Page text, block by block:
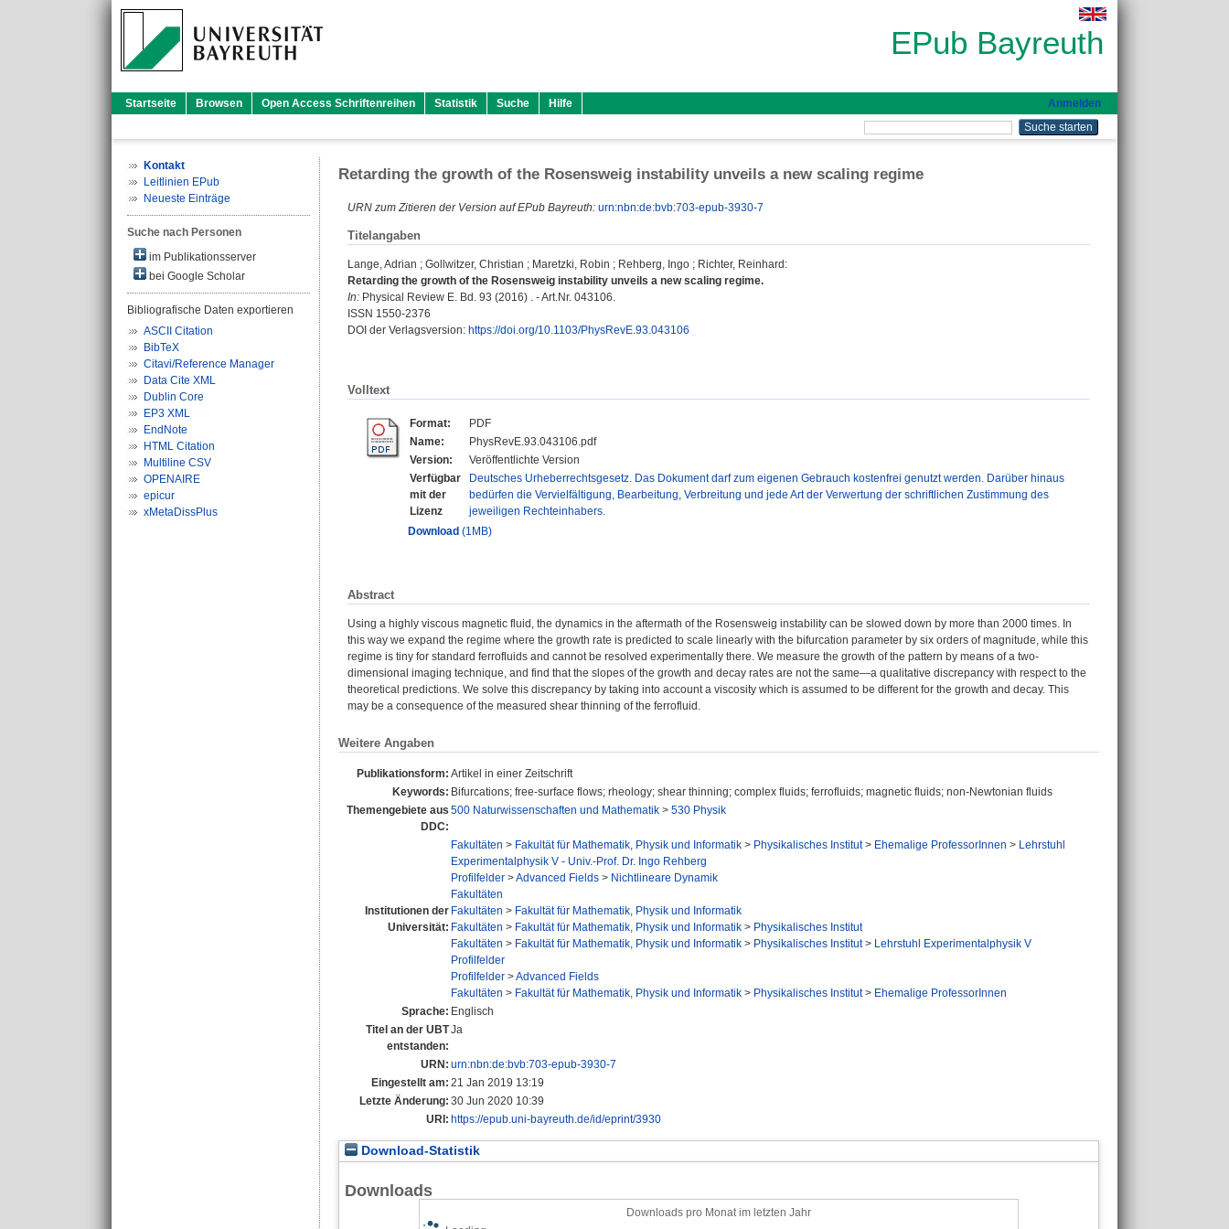
EPub Bayreuth
Startseite Browsen Open Access Schriftenreihen Statistik Suche Hilfe Anmelden
Kontakt
Leitlinien EPub
Neueste Einträge
Suche nach Personen
im Publikationsserver
bei Google Scholar
Bibliografische Daten exportieren
ASCII Citation
BibTeX
Citavi/Reference Manager
Data Cite XML
Dublin Core
EP3 XML
EndNote
HTML Citation
Multiline CSV
OPENAIRE
epicur
xMetaDissPlus
Retarding the growth of the Rosensweig instability unveils a new scaling regime
URN zum Zitieren der Version auf EPub Bayreuth: urn:nbn:de:bvb:703-epub-3930-7
Titelangaben
Lange, Adrian ; Gollwitzer, Christian ; Maretzki, Robin ; Rehberg, Ingo ; Richter, Reinhard :
Retarding the growth of the Rosensweig instability unveils a new scaling regime.
In: Physical Review E. Bd. 93 (2016) . - Art.Nr. 043106.
ISSN 1550-2376
DOI der Verlagsversion: https://doi.org/10.1103/PhysRevE.93.043106
Volltext
Format:
PDF
Name:
PhysRevE.93.043106.pdf
Version:
Veröffentlichte Version
Verfügbar
mit der
Lizenz
Deutsches Urheberrechtsgesetz. Das Dokument darf zum eigenen Gebrauch kostenfrei genutzt werden. Darüber hinaus
bedürfen die Vervielfältigung, Bearbeitung, Verbreitung und jede Art der Verwertung der schriftlichen Zustimmung des
jeweiligen Rechteinhabers.
Download (1MB)
Abstract
Using a highly viscous magnetic fluid, the dynamics in the aftermath of the Rosensweig instability can be slowed down by more than 2000 times. In
this way we expand the regime where the growth rate is predicted to scale linearly with the bifurcation parameter by six orders of magnitude, while this
regime is tiny for standard ferrofluids and cannot be resolved experimentally there. We measure the growth of the pattern by means of a two-
dimensional imaging technique, and find that the slopes of the growth and decay rates are not the same—a qualitative discrepancy with respect to the
theoretical predictions. We solve this discrepancy by taking into account a viscosity which is assumed to be different for the growth and decay. This
may be a consequence of the measured shear thinning of the ferrofluid.
Weitere Angaben
Publikationsform: Artikel in einer Zeitschrift
Keywords: Bifurcations; free-surface flows; rheology; shear thinning; complex fluids; ferrofluids; magnetic fluids; non-Newtonian fluids
Themengebiete aus
DDC:
500 Naturwissenschaften und Mathematik > 530 Physik
Institutionen der
Universität:
Fakultäten > Fakultät für Mathematik, Physik und Informatik > Physikalisches Institut> Ehemalige ProfessorInnen > Lehrstuhl
Experimentalphysik V - Univ.-Prof. Dr. Ingo Rehberg
Profilfelder >Advanced Fields > Nichtlineare Dynamik
Fakultäten
Fakultäten > Fakultät für Mathematik, Physik und Informatik
Fakultäten > Fakultät für Mathematik, Physik und Informatik > Physikalisches Institut
Fakultäten > Fakultät für Mathematik, Physik und Informatik > Physikalisches Institut> Lehrstuhl Experimentalphysik V
Profilfelder
Profilfelder >Advanced Fields
Fakultäten > Fakultät für Mathematik, Physik und Informatik > Physikalisches Institut> Ehemalige ProfessorInnen
Sprache: Englisch
Titel an der UBT
entstanden:
Ja
URN: urn:nbn:de:bvb:703-epub-3930-7
Eingestellt am: 21 Jan 2019 13:19
Letzte Änderung: 30 Jun 2020 10:39
URI: https://epub.uni-bayreuth.de/id/eprint/3930
Download-Statistik
Downloads
Downloads pro Monat im letzten Jahr